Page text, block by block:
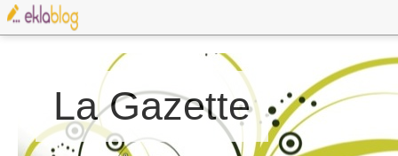
La Gazette